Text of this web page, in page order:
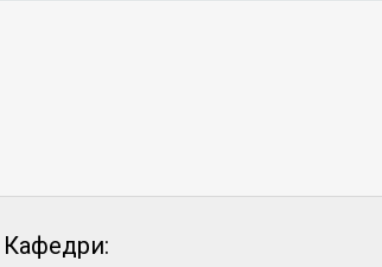
Кафедри: